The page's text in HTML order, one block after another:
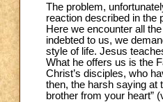
The problem,
reaction described in the
Here we encounter all
indebted to us, we
style of life. Jesus
What he offers us is the
Christ’s disciples, who
then, the harsh saying at
brother from your heart”